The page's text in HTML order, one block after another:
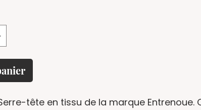
tête en tissu de la marque Entrenoue.